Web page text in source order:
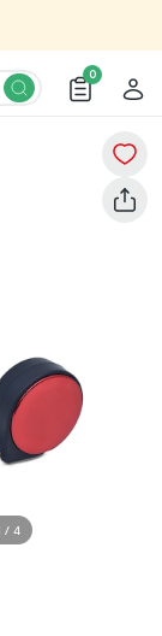
için renk, baskı
teklif adımına
uygun seçenekleri
0
/ 4